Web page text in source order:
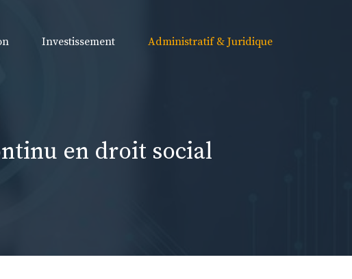
Investissement Administratif & Juridique
en droit social